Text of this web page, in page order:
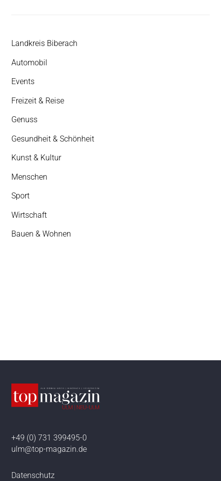
Landkreis Biberach
Automobil
Events
Freizeit & Reise
Genuss
Gesundheit & Schönheit
Kunst & Kultur
Menschen
Sport
Wirtschaft
Bauen & Wohnen
+49 (0) 731 399495-0
ulm@top-magazin.de
Datenschutz